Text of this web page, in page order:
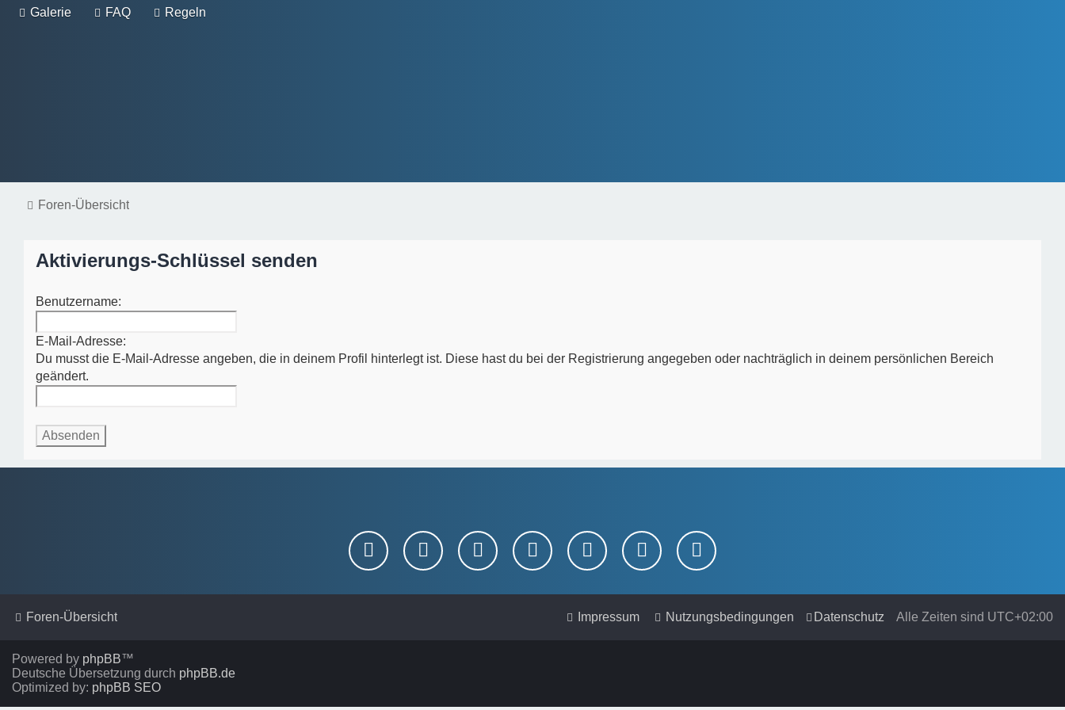
Galerie FAQ Regeln
Foren-Übersicht
Aktivierungs-Schlüssel senden
Benutzername:
E-Mail-Adresse:
Du musst die E-Mail-Adresse angeben, die in deinem Profil hinterlegt ist. Diese hast du bei der Registrierung angegeben oder nachträglich in deinem persönlichen Bereich
geändert.
Foren-Übersicht Alle Zeiten sind UTC+02:00
Datenschutz
Nutzungsbedingungen
Impressum
Powered by phpBB™
Deutsche Übersetzung durch phpBB.de
Optimized by: phpBB SEO